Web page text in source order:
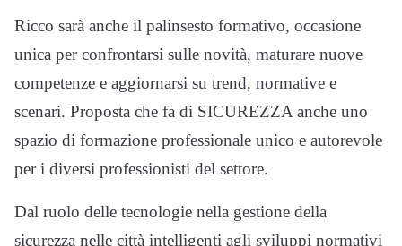
Ricco sarà anche il palinsesto formativo, occasione
unica per confrontarsi sulle novità, maturare nuove
competenze e aggiornarsi su trend, normative e
scenari. Proposta che fa di SICUREZZA anche uno
spazio di formazione professionale unico e autorevole
per i diversi professionisti del settore.
Dal ruolo delle tecnologie nella gestione della
sicurezza nelle città intelligenti agli sviluppi normativi